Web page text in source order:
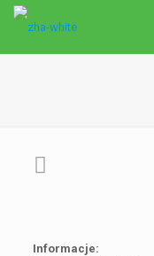
Informacje: